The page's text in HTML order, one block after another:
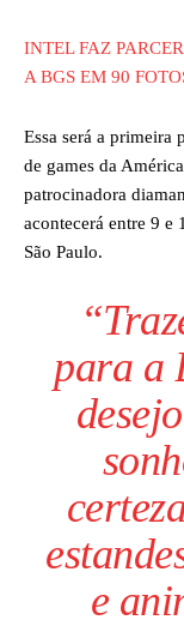
INTEL FAZ
A BGS EM 90
Essa será a primeira
de games da
patrocinadora
acontecerá entre 9 e
São Paulo.
para a
e